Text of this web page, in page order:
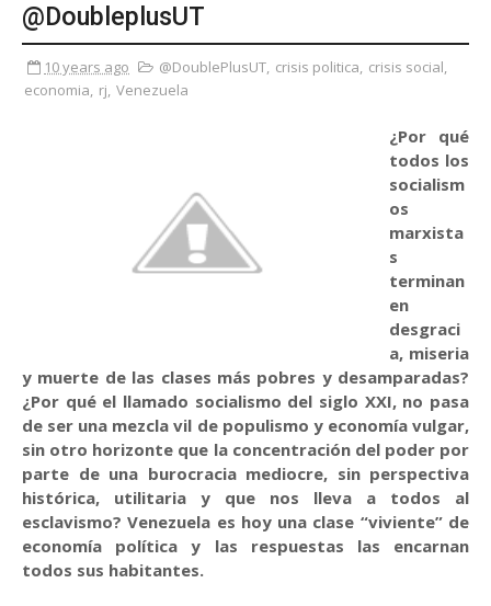
@DoubleplusUT
10 years ago @DoublePlusUT, crisis politica, crisis social,
economia, rj, Venezuela
¿Por qué
todos los
socialism
os
marxista
s
terminan
en
desgraci
a, miseria
y muerte de las clases más pobres y desamparadas?
¿Por qué el llamado socialismo del siglo XXI, no pasa
de ser una mezcla vil de populismo y economía vulgar,
sin otro horizonte que la concentración del poder por
parte de una burocracia mediocre, sin perspectiva
histórica, utilitaria y que nos lleva a todos al
esclavismo? Venezuela es hoy una clase “viviente” de
economía política y las respuestas las encarnan
todos sus habitantes.